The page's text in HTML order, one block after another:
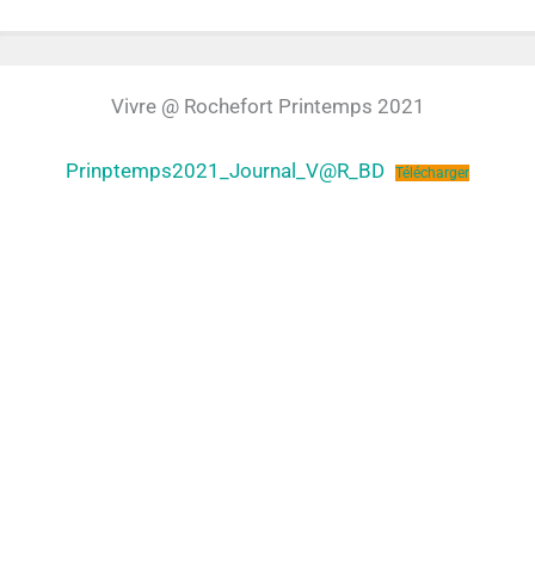
Vivre @ Rochefort Printemps 2021
Prinptemps2021_Journal_V@R_BD Télécharger